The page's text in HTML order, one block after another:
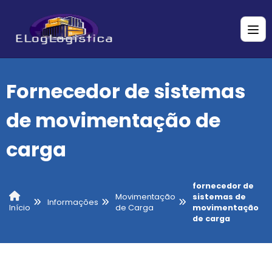
Fornecedor de sistemas
de movimentação de
carga
Início
Informações
Movimentação
de Carga
fornecedor de
sistemas de
movimentação
de carga